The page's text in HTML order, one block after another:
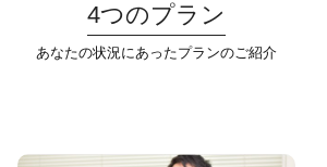
4つのプラン
あなたの状況にあったプランのご紹介